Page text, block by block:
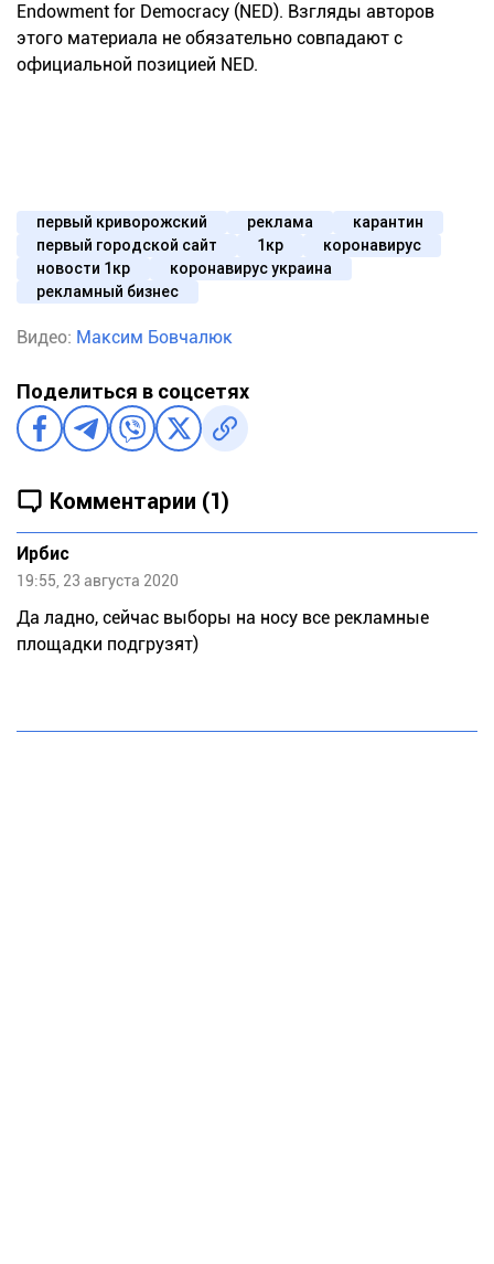
Endowment for Democracy (NED). Взгляды авторов
этого материала не обязательно совпадают с
официальной позицией NED.
первый криворожский реклама
карантин
первый городской сайт
1кр
коронавирус
новости 1кр
коронавирус украина
рекламный бизнес
Видео: Максим Бовчалюк
Поделиться в соцсетях
Комментарии (1)
Ирбис
19:55, 23 августа 2020
Да ладно, сейчас выборы на носу все рекламные
площадки подгрузят)